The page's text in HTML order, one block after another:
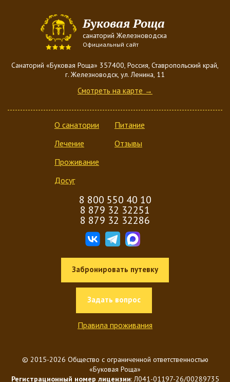
Буковая Роща
санаторий Железноводска
Официальный сайт
Санаторий «Буковая Роща» 357400, Россия, Ставропольский край,
г. Железноводск, ул. Ленина, 11
Смотреть на карте →
О санатории
Лечение
Проживание
Досуг
Питание
Отзывы
8 800 550 40 10
8 879 32 32251
8 879 32 32286
Забронировать путевку
Задать вопрос
Правила проживания
© 2015-2026 Общество с ограниченной ответственностью
«Буковая Роща»
Регистрационный номер лицензии: Л041-01197-26/00289735